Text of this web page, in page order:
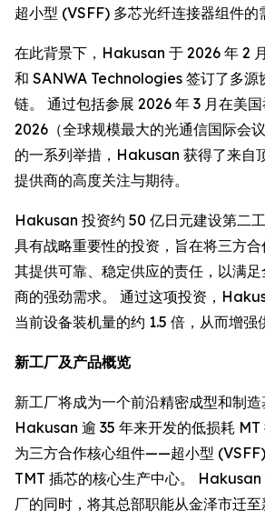
超小型 (VSFF) 多芯光纤连接器组件的
在此背景下，Hakusan 于 2026 年 2
和 SANWA Technologies 签订了多源
链。 通过包括参展 2026 年 3 月在美
2026（全球规模最大的光通信国际会
的一系列举措，Hakusan 获得了来自
提供商的高度关注与期待。
Hakusan 投资约 50 亿日元建设第二
具有战略重要性的投资，旨在将三方
其提供可靠、稳定供应的责任，以满
商的强劲需求。 通过这项投资，
当前设备装机量的约 1.5 倍，从而增强
新工厂及产品概览
新工厂将成为一个前沿精密成型和制
Hakusan 逾 35 年来开发的低损耗 MT
为三方合作核心组件——超小型
TMT 插芯的核心生产中心。
厂的同时，将其总部职能从金泽市迁至